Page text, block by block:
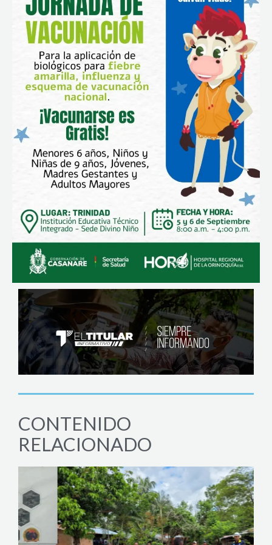
CONTENIDO
RELACIONADO